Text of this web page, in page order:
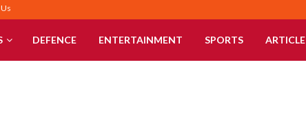
DEFENCE ENTERTAINMENT SPORTS ARTICLE